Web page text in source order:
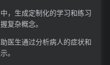
，生成定制化的学习和练习
复杂概念。
医生通过分析病人的症状和
。